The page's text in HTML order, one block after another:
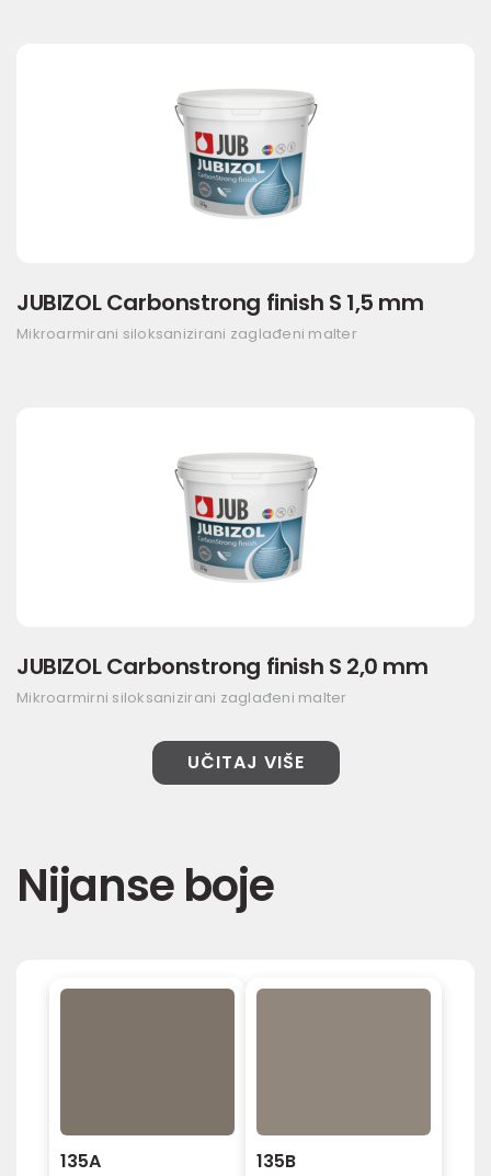
JUBIZOL Carbonstrong finish S 1,5 mm
Mikroarmirani siloksanizirani zaglađeni malter
JUBIZOL Carbonstrong finish S 2,0 mm
Mikroarmirni siloksanizirani zaglađeni malter
UČITAJ VIŠE
Nijanse boje
135A
135B